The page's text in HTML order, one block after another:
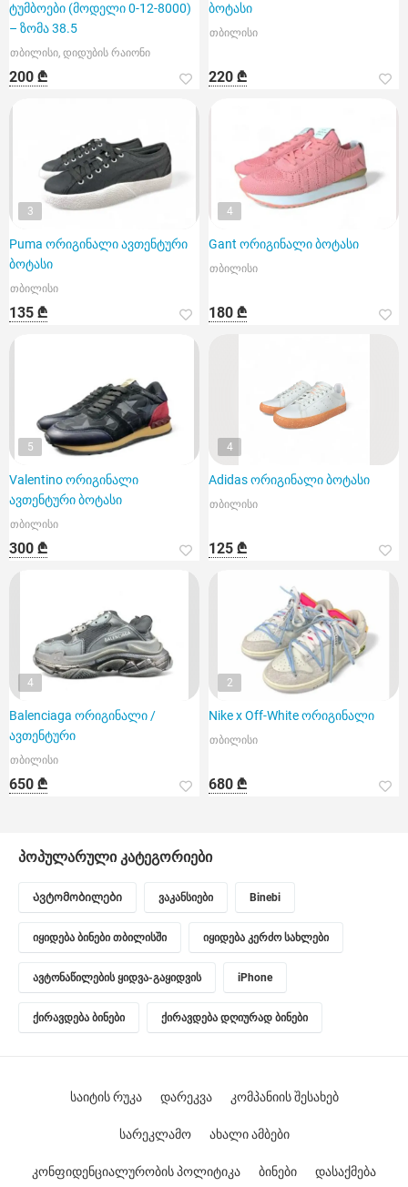
ტუმბოები (მოდელი 0-12-8000)
– ზომა 38.5
თბილისი, დიდუბის რაიონი
200 ₾
ბოტასი
თბილისი
220 ₾
3
Puma ორიგინალი ავთენტური
ბოტასი
თბილისი
135 ₾
4
Gant ორიგინალი ბოტასი
თბილისი
180 ₾
5
Valentino ორიგინალი
ავთენტური ბოტასი
თბილისი
300 ₾
4
Adidas ორიგინალი ბოტასი
თბილისი
125 ₾
4
Balenciaga ორიგინალი /
ავთენტური
თბილისი
650 ₾
2
Nike x Off-White ორიგინალი
თბილისი
680 ₾
პოპულარული კატეგორიები
Ავტომობილები ვაკანსიები Binebi
იყიდება ბინები თბილისში იყიდება კერძო სახლები
ავტონაწილების ყიდვა-გაყიდვის iPhone
ქირავდება ბინები ქირავდება დღიურად ბინები
საიტის რუკა დარეკვა კომპანიის შესახებ
სარეკლამო ახალი ამბები
კონფიდენციალურობის პოლიტიკა ბინები დასაქმება